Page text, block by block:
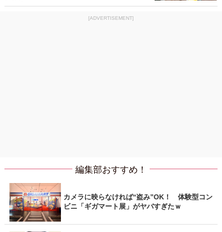
[ADVERTISEMENT]
編集部おすすめ！
カメラに映らなければ“盗み”OK！ 体験型コン
ビニ「ギガマート展」がヤバすぎたｗ